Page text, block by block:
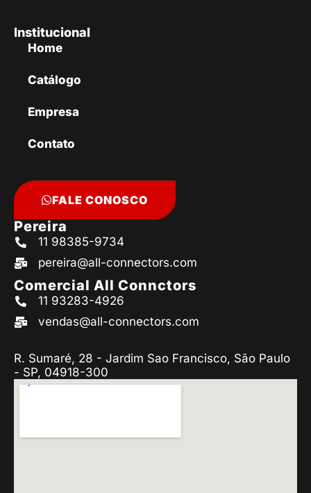
Institucional
Home
Catálogo
Empresa
Contato
FALE CONOSCO
Pereira
11 98385-9734
pereira@all-connectors.com
Comercial All Connctors
11 93283-4926
vendas@all-connectors.com
R. Sumaré, 28 - Jardim Sao Francisco, São Paulo
- SP, 04918-300